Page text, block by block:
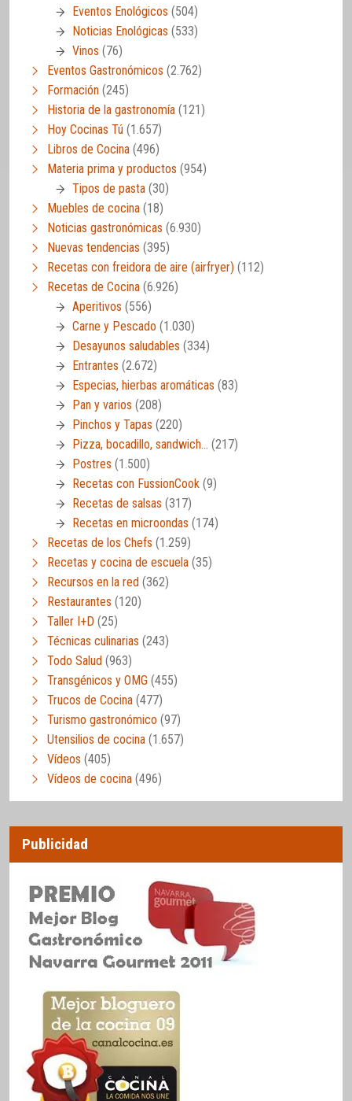
Eventos Enológicos (504)
Noticias Enológicas (533)
Vinos (76)
Eventos Gastronómicos (2.762)
Formación (245)
Historia de la gastronomía (121)
Hoy Cocinas Tú (1.657)
Libros de Cocina (496)
Materia prima y productos (954)
Tipos de pasta (30)
Muebles de cocina (18)
Noticias gastronómicas (6.930)
Nuevas tendencias (395)
Recetas con freidora de aire (airfryer) (112)
Recetas de Cocina (6.926)
Aperitivos (556)
Carne y Pescado (1.030)
Desayunos saludables (334)
Entrantes (2.672)
Especias, hierbas aromáticas (83)
Pan y varios (208)
Pinchos y Tapas (220)
Pizza, bocadillo, sandwich… (217)
Postres (1.500)
Recetas con FussionCook (9)
Recetas de salsas (317)
Recetas en microondas (174)
Recetas de los Chefs (1.259)
Recetas y cocina de escuela (35)
Recursos en la red (362)
Restaurantes (120)
Taller I+D (25)
Técnicas culinarias (243)
Todo Salud (963)
Transgénicos y OMG (455)
Trucos de Cocina (477)
Turismo gastronómico (97)
Utensilios de cocina (1.657)
Vídeos (405)
Vídeos de cocina (496)
Publicidad